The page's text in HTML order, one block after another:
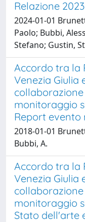
Relazione
2024-01-01
Paolo; Bubbi,
Stefano; Gustin,
Accordo tra la
Venezia Giulia
monitoraggio
Report evento
2018-01-01
Bubbi, A.
Accordo tra la
Venezia Giulia
monitoraggio
Stato dell'arte